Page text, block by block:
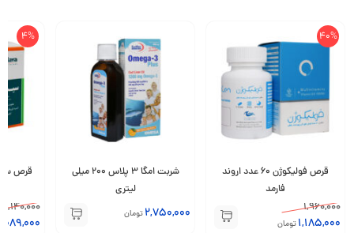
40%
قرص فولیکوژن 60 عدد اروند
فارمد
1,960,000
1,185,000 تومان
شربت امگا 3 پلاس 200 میلی
لیتری
2,750,000 تومان
4%
قرص
1,140,000